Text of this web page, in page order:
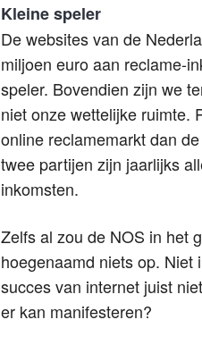
Kleine speler
De websites van de
miljoen euro aan reclame-
speler. Bovendien zijn we
niet onze wettelijke ruimte.
online reclamemarkt dan
twee partijen zijn jaarlijks
inkomsten.
Zelfs al zou de NOS in het
hoegenaamd niets op.
succes van internet juist
er kan manifesteren?